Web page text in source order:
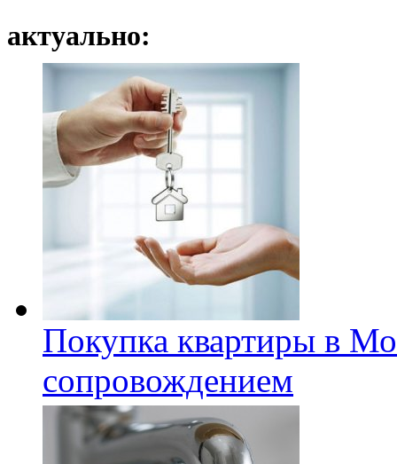
актуально:
Покупка квартиры в
сопровождением